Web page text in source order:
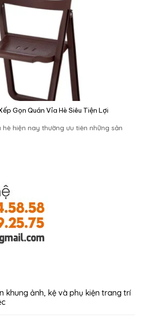
Gọn Quán Vỉa Hè Siêu Tiện Lợi
hiện nay thường ưu tiên những sản
khung ảnh, kệ và phụ kiện trang trí